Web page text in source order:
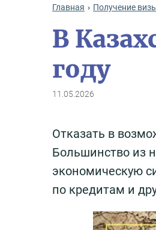
Главная Получение
В
году
11.05.2026
Отказать в
Большинство из
экономическую
по кредитам и